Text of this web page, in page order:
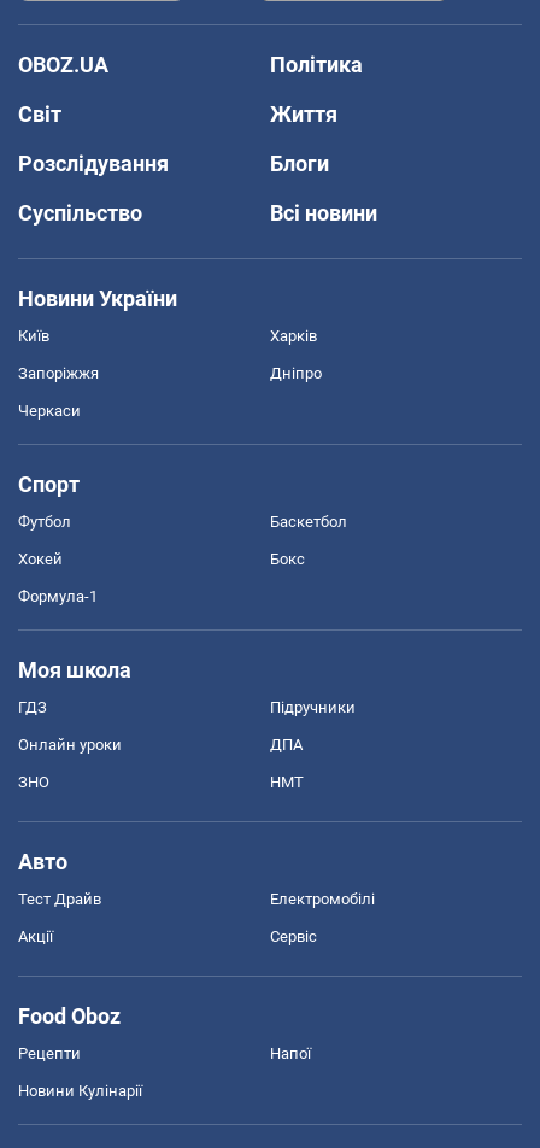
OBOZ.UA
Політика
Світ
Життя
Розслідування
Блоги
Суспільство
Всі новини
Новини України
Київ Харків
Запоріжжя Дніпро
Черкаси
Спорт
Футбол Баскетбол
Хокей Бокс
Формула-1
Моя школа
ГДЗ Підручники
Онлайн уроки ДПА
ЗНО НМТ
Авто
Тест Драйв Електромобілі
Акції Сервіс
Food Oboz
Рецепти Напої
Новини Кулінарії